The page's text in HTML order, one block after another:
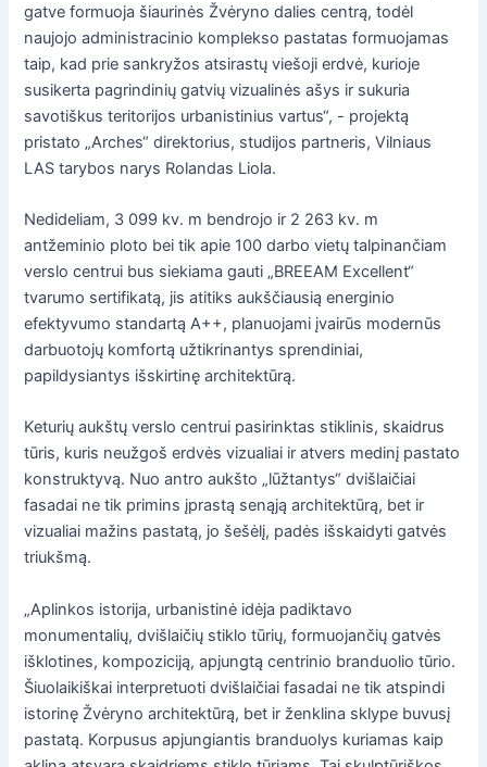
gatve formuoja šiaurinės Žvėryno dalies centrą, todėl
naujojo administracinio komplekso pastatas formuojamas
taip, kad prie sankryžos atsirastų viešoji erdvė, kurioje
susikerta pagrindinių gatvių vizualinės ašys ir sukuria
savotiškus teritorijos urbanistinius vartus“, - projektą
pristato „Arches“ direktorius, studijos partneris, Vilniaus
LAS tarybos narys Rolandas Liola.
Nedideliam, 3 099 kv. m bendrojo ir 2 263 kv. m
antžeminio ploto bei tik apie 100 darbo vietų talpinančiam
verslo centrui bus siekiama gauti „BREEAM Excellent“
tvarumo sertifikatą, jis atitiks aukščiausią energinio
efektyvumo standartą A++, planuojami įvairūs modernūs
darbuotojų komfortą užtikrinantys sprendiniai,
papildysiantys išskirtinę architektūrą.
Keturių aukštų verslo centrui pasirinktas stiklinis, skaidrus
tūris, kuris neužgoš erdvės vizualiai ir atvers medinį pastato
konstruktyvą. Nuo antro aukšto „lūžtantys“ dvišlaičiai
fasadai ne tik primins įprastą senąją architektūrą, bet ir
vizualiai mažins pastatą, jo šešėlį, padės išskaidyti gatvės
triukšmą.
„Aplinkos istorija, urbanistinė idėja padiktavo
monumentalių, dvišlaičių stiklo tūrių, formuojančių gatvės
išklotines, kompoziciją, apjungtą centrinio branduolio tūrio.
Šiuolaikiškai interpretuoti dvišlaičiai fasadai ne tik atspindi
istorinę Žvėryno architektūrą, bet ir ženklina sklype buvusį
pastatą. Korpusus apjungiantis branduolys kuriamas kaip